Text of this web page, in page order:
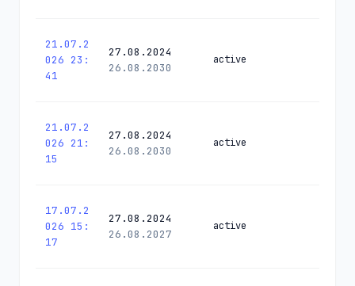
21.07.2
026 23:
41
27.08.2024
26.08.2030
active
21.07.2
026 21:
15
27.08.2024
26.08.2030
active
17.07.2
026 15:
17
27.08.2024
26.08.2027
active